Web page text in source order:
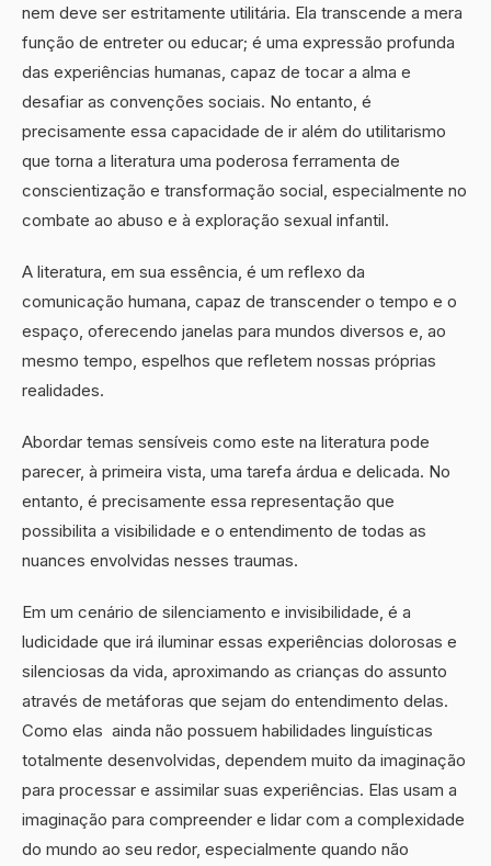
nem deve ser estritamente utilitária. Ela transcende a mera
função de entreter ou educar; é uma expressão profunda
das experiências humanas, capaz de tocar a alma e
desafiar as convenções sociais. No entanto, é
precisamente essa capacidade de ir além do utilitarismo
que torna a literatura uma poderosa ferramenta de
conscientização e transformação social, especialmente no
combate ao abuso e à exploração sexual infantil.
A literatura, em sua essência, é um reflexo da
comunicação humana, capaz de transcender o tempo e o
espaço, oferecendo janelas para mundos diversos e, ao
mesmo tempo, espelhos que refletem nossas próprias
realidades.
Abordar temas sensíveis como este na literatura pode
parecer, à primeira vista, uma tarefa árdua e delicada. No
entanto, é precisamente essa representação que
possibilita a visibilidade e o entendimento de todas as
nuances envolvidas nesses traumas.
Em um cenário de silenciamento e invisibilidade, é a
ludicidade que irá iluminar essas experiências dolorosas e
silenciosas da vida, aproximando as crianças do assunto
através de metáforas que sejam do entendimento delas.
Como elas ainda não possuem habilidades linguísticas
totalmente desenvolvidas, dependem muito da imaginação
para processar e assimilar suas experiências. Elas usam a
imaginação para compreender e lidar com a complexidade
do mundo ao seu redor, especialmente quando não